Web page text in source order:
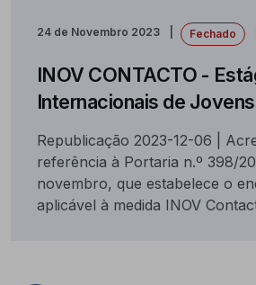
24 de Novembro 2023 Fechado
INOV CONTACTO -
Internacionais de
Republicação 2023-12-06 |
referência à Portaria n.º 398/
novembro, que estabelece o
aplicável à medida INOV